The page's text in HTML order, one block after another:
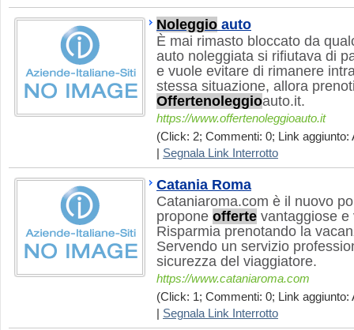
Noleggio auto
È mai rimasto bloccato da
auto noleggiata si rifiutava di
e vuole evitare di rimanere
stessa situazione, allora
Offertenoleggioauto.it.
https://www.offertenoleggioauto.it
(Click: 2; Commenti: 0; Link aggiunto:
Segnala Link Interrotto
Catania Roma
Cataniaroma.com è il nuovo
propone offerte vantaggiose e
Risparmia prenotando la
Servendo un servizio
sicurezza del viaggiatore.
https://www.cataniaroma.com
(Click: 1; Commenti: 0; Link aggiunto:
Segnala Link Interrotto